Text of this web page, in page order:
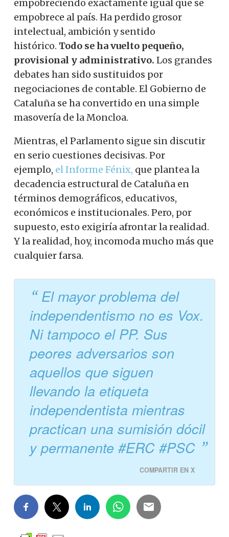
empobreciendo exactamente igual que se
empobrece al país. Ha perdido grosor
intelectual, ambición y sentido
histórico. Todo se ha vuelto pequeño,
provisional y administrativo. Los grandes
debates han sido sustituidos por
negociaciones de contable. El Gobierno de
Cataluña se ha convertido en una simple
masovería de la Moncloa.
Mientras, el Parlamento sigue sin discutir
en serio cuestiones decisivas. Por
ejemplo, el Informe Fénix, que plantea la
decadencia estructural de Cataluña en
términos demográficos, educativos,
económicos e institucionales. Pero, por
supuesto, esto exigiría afrontar la realidad.
Y la realidad, hoy, incomoda mucho más que
cualquier farsa.
El mayor problema del
independentismo no es Vox.
Ni tampoco el PP. Sus
peores adversarios son
aquellos que siguen
llevando la etiqueta
independentista mientras
practican una sumisión dócil
y permanente #ERC #PSC
COMPARTIR EN X